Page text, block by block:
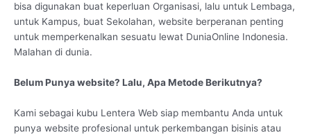
bisa digunakan buat keperluan Organisasi, lalu untuk Lembaga,
untuk Kampus, buat Sekolahan, website berperanan penting
untuk memperkenalkan sesuatu lewat DuniaOnline Indonesia.
Malahan di dunia.
Belum Punya website? Lalu, Apa Metode Berikutnya?
Kami sebagai kubu Lentera Web siap membantu Anda untuk
punya website profesional untuk perkembangan bisinis atau